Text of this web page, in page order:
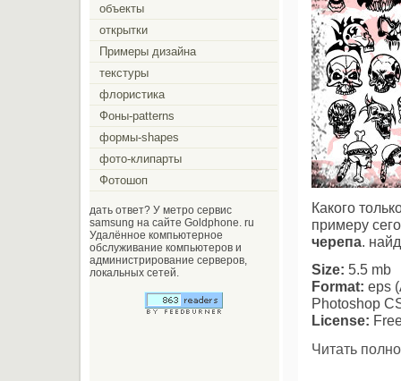
Какого
примеру
черепа .
Size: 5.5 mb
Format: eps
Photoshop
License:
Читать
объекты
открытки
Примеры дизайна
текстуры
флористика
Фоны-patterns
формы-shapes
фото-клипарты
Фотошоп
дать ответ? У метро сервис
samsung на сайте Goldphone. ru
Удалённое компьютерное
обслуживание компьютеров и
администрирование серверов,
локальных сетей.